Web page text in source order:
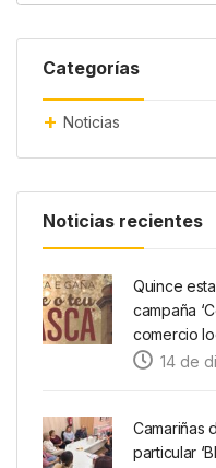
Categorías
Noticias
Noticias recientes
Quince
campaña
comercio
14 de
Camariñas
particular